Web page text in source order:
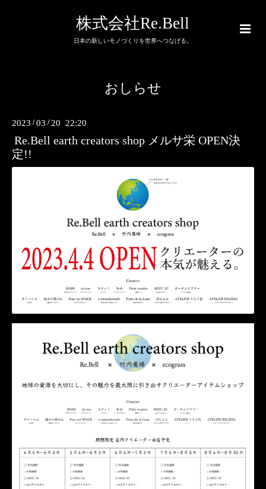
株式会社Re.Bell
日本の新しいモノづくりを世界へつなげる。
おしらせ
2023 /03 / 20 22:20
Re.Bell earth creators shop メルサ栄 OPEN決
定!!